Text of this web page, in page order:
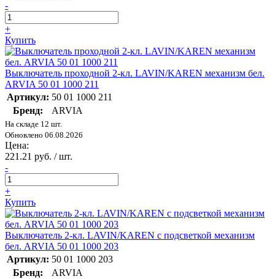
-
+
Купить
Выключатель проходной 2-кл. LAVIN/KAREN механизм бел.
ARVIA 50 01 1000 211
Артикул: 50 01 1000 211
Бренд:
ARVIA
На складе 12 шт.
Обновлено 06.08.2026
Цена:
221.21 руб. / шт.
-
+
Купить
Выключатель 2-кл. LAVIN/KAREN с подсветкой механизм
бел. ARVIA 50 01 1000 203
Артикул: 50 01 1000 203
Бренд:
ARVIA